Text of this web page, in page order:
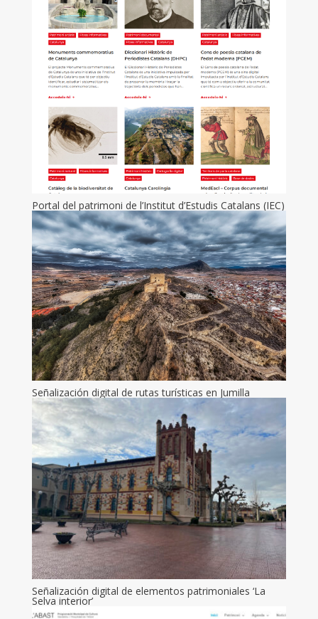
Portal del patrimoni de l’Institut d’Estudis Catalans (IEC)
Señalización digital de rutas turísticas en Jumilla
Señalización digital de elementos patrimoniales ‘La
Selva interior’